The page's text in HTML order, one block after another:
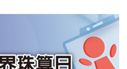
工作合作已久的印尼SEMPOA SIP 珠
人許麗娜女士，並頒贈敦聘林會長為
副主任委員..